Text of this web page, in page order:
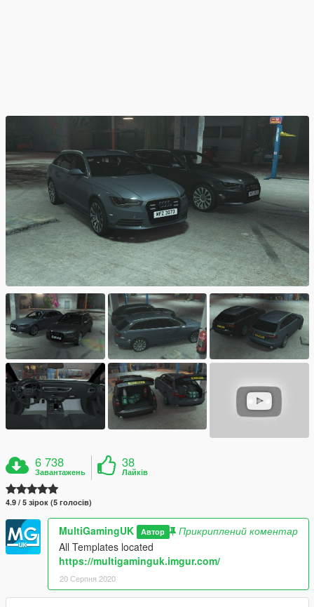
6 738
Завантажень
38
Лайків
4.9 / 5 зірок (5 голосів)
MultiGamingUK Автор
Прикриплений коментар
All Templates located
https://multigaminguk.imgur.com/
20 Серпня 2020